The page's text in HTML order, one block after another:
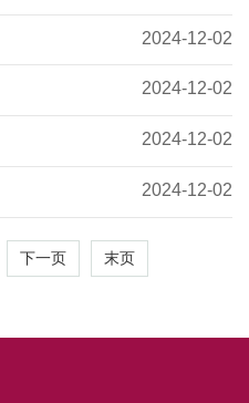
2024-12-02
2024-12-02
2024-12-02
2024-12-02
下一页 末页